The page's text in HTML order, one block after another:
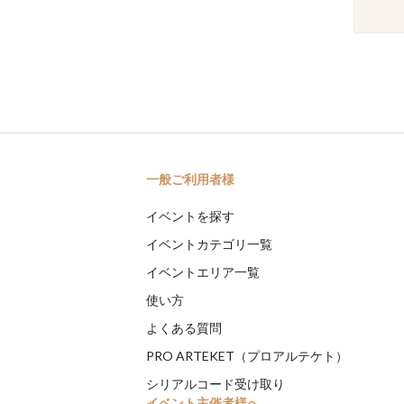
一般ご利用者様
イベントを探す
イベントカテゴリ一覧
イベントエリア一覧
使い方
よくある質問
PRO ARTEKET（プロアルテケト）
シリアルコード受け取り